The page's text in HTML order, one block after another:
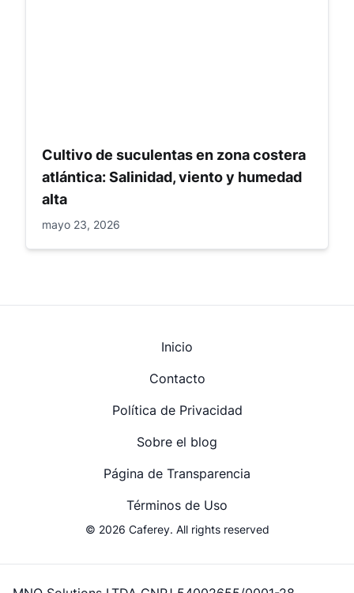
Cultivo de suculentas en zona costera
atlántica: Salinidad, viento y humedad
alta
mayo 23, 2026
© 2026 Caferey. All rights reserved
Inicio
Contacto
Política de Privacidad
Sobre el blog
Página de Transparencia
Términos de Uso